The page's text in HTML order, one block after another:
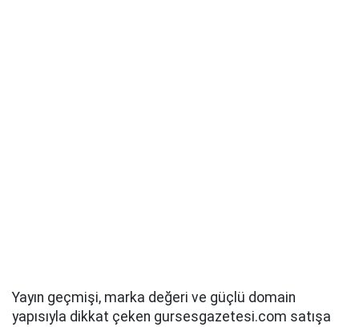
Yayın geçmişi, marka değeri ve güçlü domain
yapısıyla dikkat çeken gursesgazetesi.com satışa